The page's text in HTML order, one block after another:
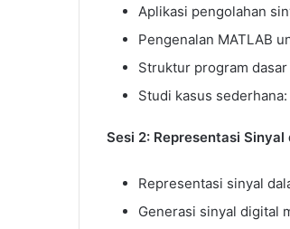
Aplikasi pengolahan
Pengenalan MATLAB
Struktur program dasar
Studi kasus
Sesi 2: Representasi Sinyal
Representasi sinyal
Generasi sinyal digital